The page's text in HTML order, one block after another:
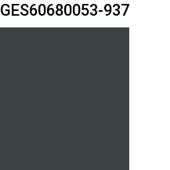
GES60680053-937